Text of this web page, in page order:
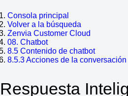
Consola principal
Volver a la búsqueda
Zenvia Customer Cloud
08. Chatbot
8.5 Contenido de chatbot
8.5.3 Acciones de la conversación
Respuesta